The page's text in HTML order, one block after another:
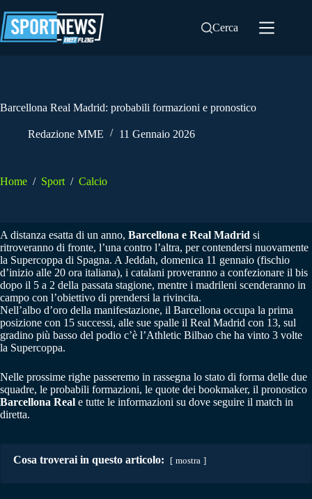
al
contenuto
Cerca
Barcellona Real Madrid: probabili formazioni e pronostico
Redazione MME 11 Gennaio 2026
Home / Sport / Calcio
A distanza esatta di un anno, Barcellona e Real Madrid si
ritroveranno di fronte, l’una contro l’altra, per contendersi nuovamente
la Supercoppa di Spagna. A Jeddah, domenica 11 gennaio (fischio
d’inizio alle 20 ora italiana), i catalani proveranno a confezionare il bis
dopo il 5 a 2 della passata stagione, mentre i madrileni scenderanno in
campo con l’obiettivo di prendersi la rivincita.
Nell’albo d’oro della manifestazione, il Barcellona occupa la prima
posizione con 15 successi, alle sue spalle il Real Madrid con 13, sul
gradino più basso del podio c’è l’Athletic Bilbao che ha vinto 3 volte
la Supercoppa.
Nelle prossime righe passeremo in rassegna lo stato di forma delle due
squadre, le probabili formazioni, le quote dei bookmaker, il pronostico
Barcellona Real e tutte le informazioni su dove seguire il match in
diretta.
Cosa troverai in questo articolo: mostra